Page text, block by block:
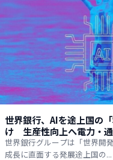
世界銀行、AIを途上国の
け 生産性向上へ電力・
世界銀行グループは「世界開
成長に直面する発展途上国の...